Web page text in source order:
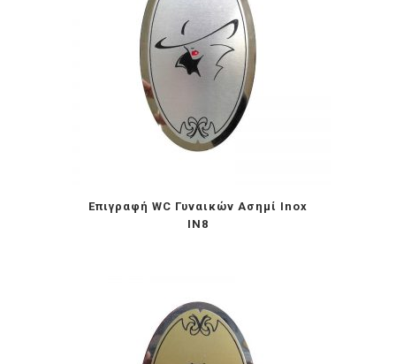
Επιγραφή WC Γυναικών Ασημί Inox
IN8